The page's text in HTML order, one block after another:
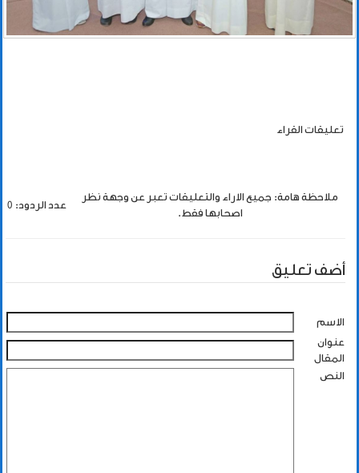
تعليقات القراء
ملاحظة هامة: جميع الاراء والتعليقات تعبر عن وجهة نظر
اصحابها فقط.
عدد الردود: 0
أضف تعليق
الاسم
عنوان
المقال
النص